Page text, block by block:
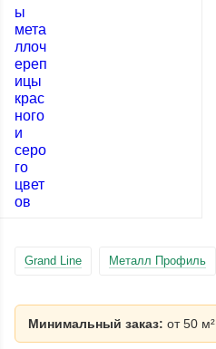
Grand Line Металл Профиль
Минимальный заказ: от 50 м²